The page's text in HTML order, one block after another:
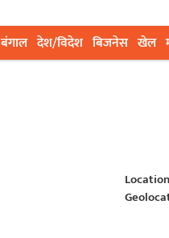
बंगाल देश/विदेश बिजनेस खेल